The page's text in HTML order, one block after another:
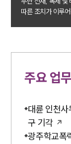
따른 조치가 이루
주요 업
대륜 인천
구 기각
광주학교폭